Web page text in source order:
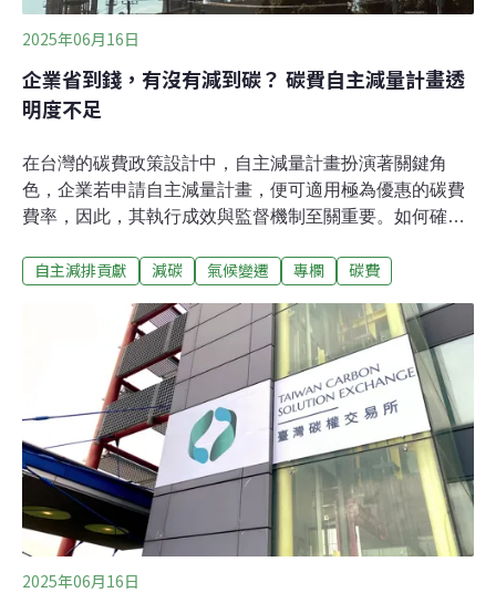
2025年06月16日
企業省到錢，有沒有減到碳？ 碳費自主減量計畫透
明度不足
在台灣的碳費政策設計中，自主減量計畫扮演著關鍵角
色，企業若申請自主減量計畫，便可適用極為優惠的碳費
費率，因此，其執行成效與監督機制至關重要。如何確保
費政策能否發揮作用的關鍵。自主減量計畫可申請優惠費
計畫，經中央主管機關核定後，便可適用優惠費率。目
前，共有兩種指定目標可供企業選擇，分別是：一、對齊
國際間科學基礎減量目標（SBT）的行業別指定削減率；
二、對齊國家自定貢獻（NDC）的技術標竿指定削減率。
若企業選擇前者，則可適用優惠費率A，每噸碳費為50
元。若選擇後者，則適用優惠費率B，每噸碳費為100元。
此外，高碳洩漏風險行業還可適用排放量調整係數值，使
最終實際繳納的碳費降至每噸10或20元，相當低廉。因
此，為確保減量效果，自主減量計畫必須經過嚴格審查，
並應公開除機密部分外的完整自主減量計畫內容
自主減排貢獻 減碳 氣候變遷 專欄 碳費
2025年06月16日